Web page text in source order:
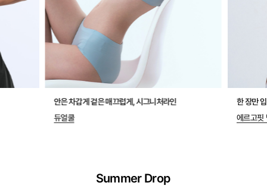
안은 차갑게 겉은 매끄럽게, 시그니처라인
듀얼쿨
한 장만
에르고핏
Summer Drop